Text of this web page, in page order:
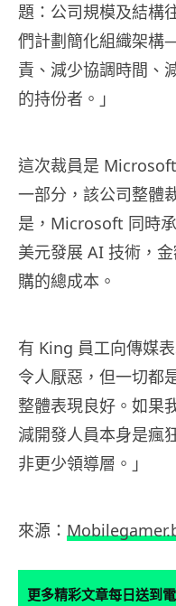
題：公司規模及結構
們計劃簡化組織架
責、減少協調時間、
的持份者。」
這次裁員是
一部分，該公司整體
是，Microsoft 同時
美元發展 AI 技術，
購的總成本。
有 King 員工向傳媒
令人厭惡，但一切都
整體表現良好。如果
減開發人員本身是瘋
非更少領導層。」
來源：
更多精彩文章每日送到